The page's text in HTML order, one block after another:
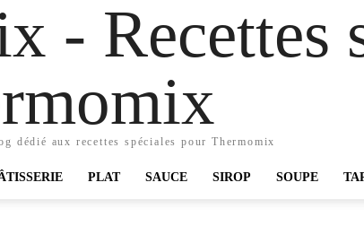
- Recettes
dédié aux recettes spéciales pour Thermomix
PLAT SAUCE SIROP SOUPE